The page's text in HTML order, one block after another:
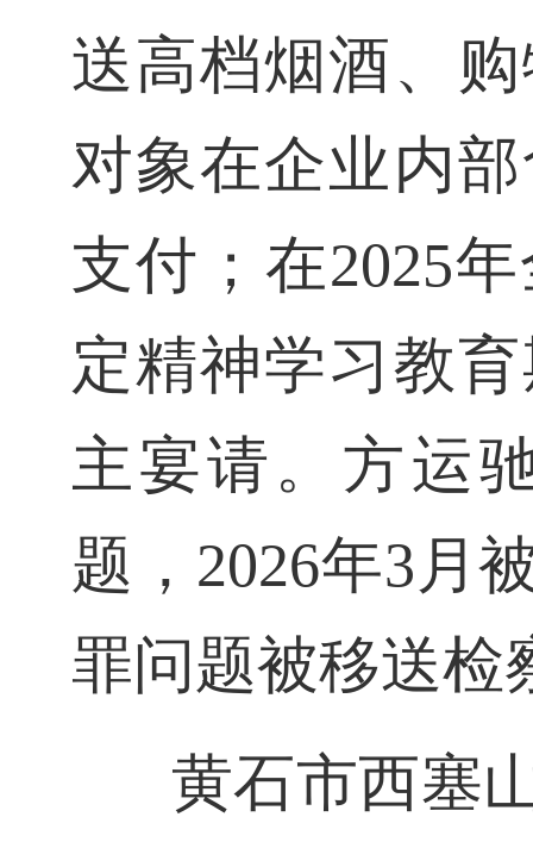
送高档烟酒、
对象在企业内
支付；在2025
定精神学习教
主宴请。方运
题，2026年3月
罪问题被移送检
黄石市西塞